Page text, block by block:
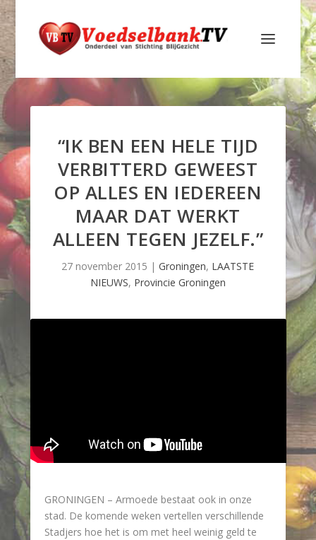
“IK BEN EEN HELE TIJD
VERBITTERD GEWEEST
OP ALLES EN IEDEREEN
MAAR DAT WERKT
ALLEEN TEGEN JEZELF.”
27 november 2015 |Groningen, LAATSTE
NIEUWS, Provincie Groningen
GRONINGEN – Armoede bestaat ook in onze
stad. De komende weken vertellen verschillende
Stadjers hoe het is om met heel weinig geld te